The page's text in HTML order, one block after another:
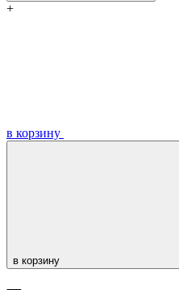
+
в корзину
в корзину